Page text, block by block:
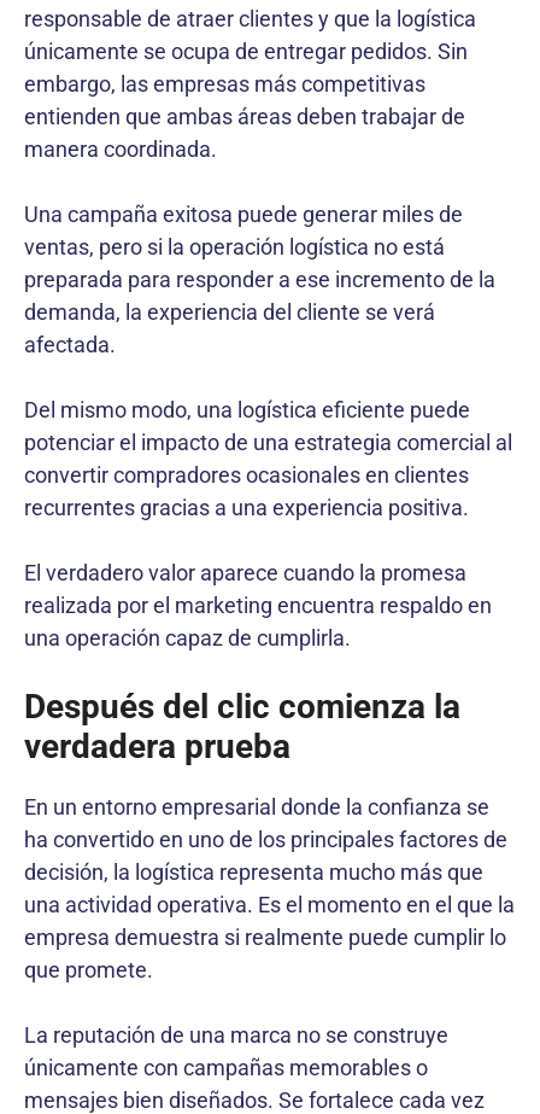
responsable de atraer clientes y que la logística
únicamente se ocupa de entregar pedidos. Sin
embargo, las empresas más competitivas
entienden que ambas áreas deben trabajar de
manera coordinada.
Una campaña exitosa puede generar miles de
ventas, pero si la operación logística no está
preparada para responder a ese incremento de la
demanda, la experiencia del cliente se verá
afectada.
Del mismo modo, una logística eficiente puede
potenciar el impacto de una estrategia comercial al
convertir compradores ocasionales en clientes
recurrentes gracias a una experiencia positiva.
El verdadero valor aparece cuando la promesa
realizada por el marketing encuentra respaldo en
una operación capaz de cumplirla.
Después del clic comienza la
verdadera prueba
En un entorno empresarial donde la confianza se
ha convertido en uno de los principales factores de
decisión, la logística representa mucho más que
una actividad operativa. Es el momento en el que la
empresa demuestra si realmente puede cumplir lo
que promete.
La reputación de una marca no se construye
únicamente con campañas memorables o
mensajes bien diseñados. Se fortalece cada vez